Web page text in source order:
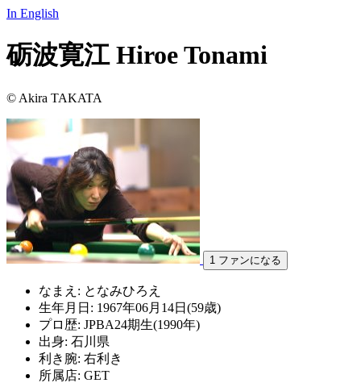
In English
砺波寛江Hiroe Tonami
© Akira TAKATA
1 ファンになる
なまえ: となみひろえ
生年月日: 1967年06月14日(59歳)
プロ歴: JPBA24期生(1990年)
出身: 石川県
利き腕: 右利き
所属店: GET